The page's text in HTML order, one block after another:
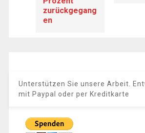
zurückgegang
en
Unterstützen Sie unsere Arbeit.
mit Paypal oder per Kreditkarte